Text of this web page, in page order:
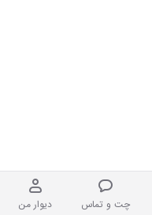
چت و تماس دیوار من